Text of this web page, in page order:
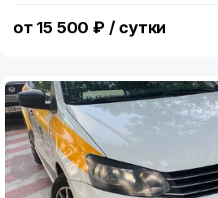
от 15 500 ₽ / сутки